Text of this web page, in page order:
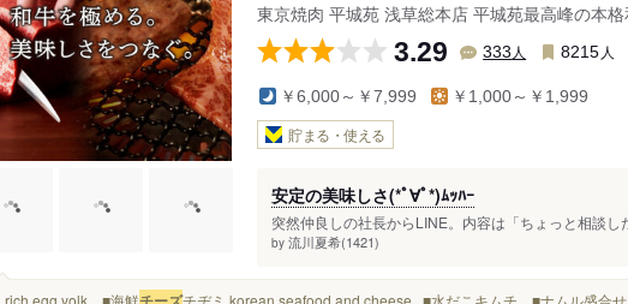
東京焼肉 平城苑 浅草総本店 平城苑最高峰の本
3.29 333 人 8215 人
￥6,000～￥7,999 ￥1,000～￥1,999
貯まる・使える
安定の美味しさ(*ﾟ∀ﾟ*)ﾑｯﾊｰ
突然仲良しの社長からLINE。内容は「ちょっと相談
by 流川夏希(1421)